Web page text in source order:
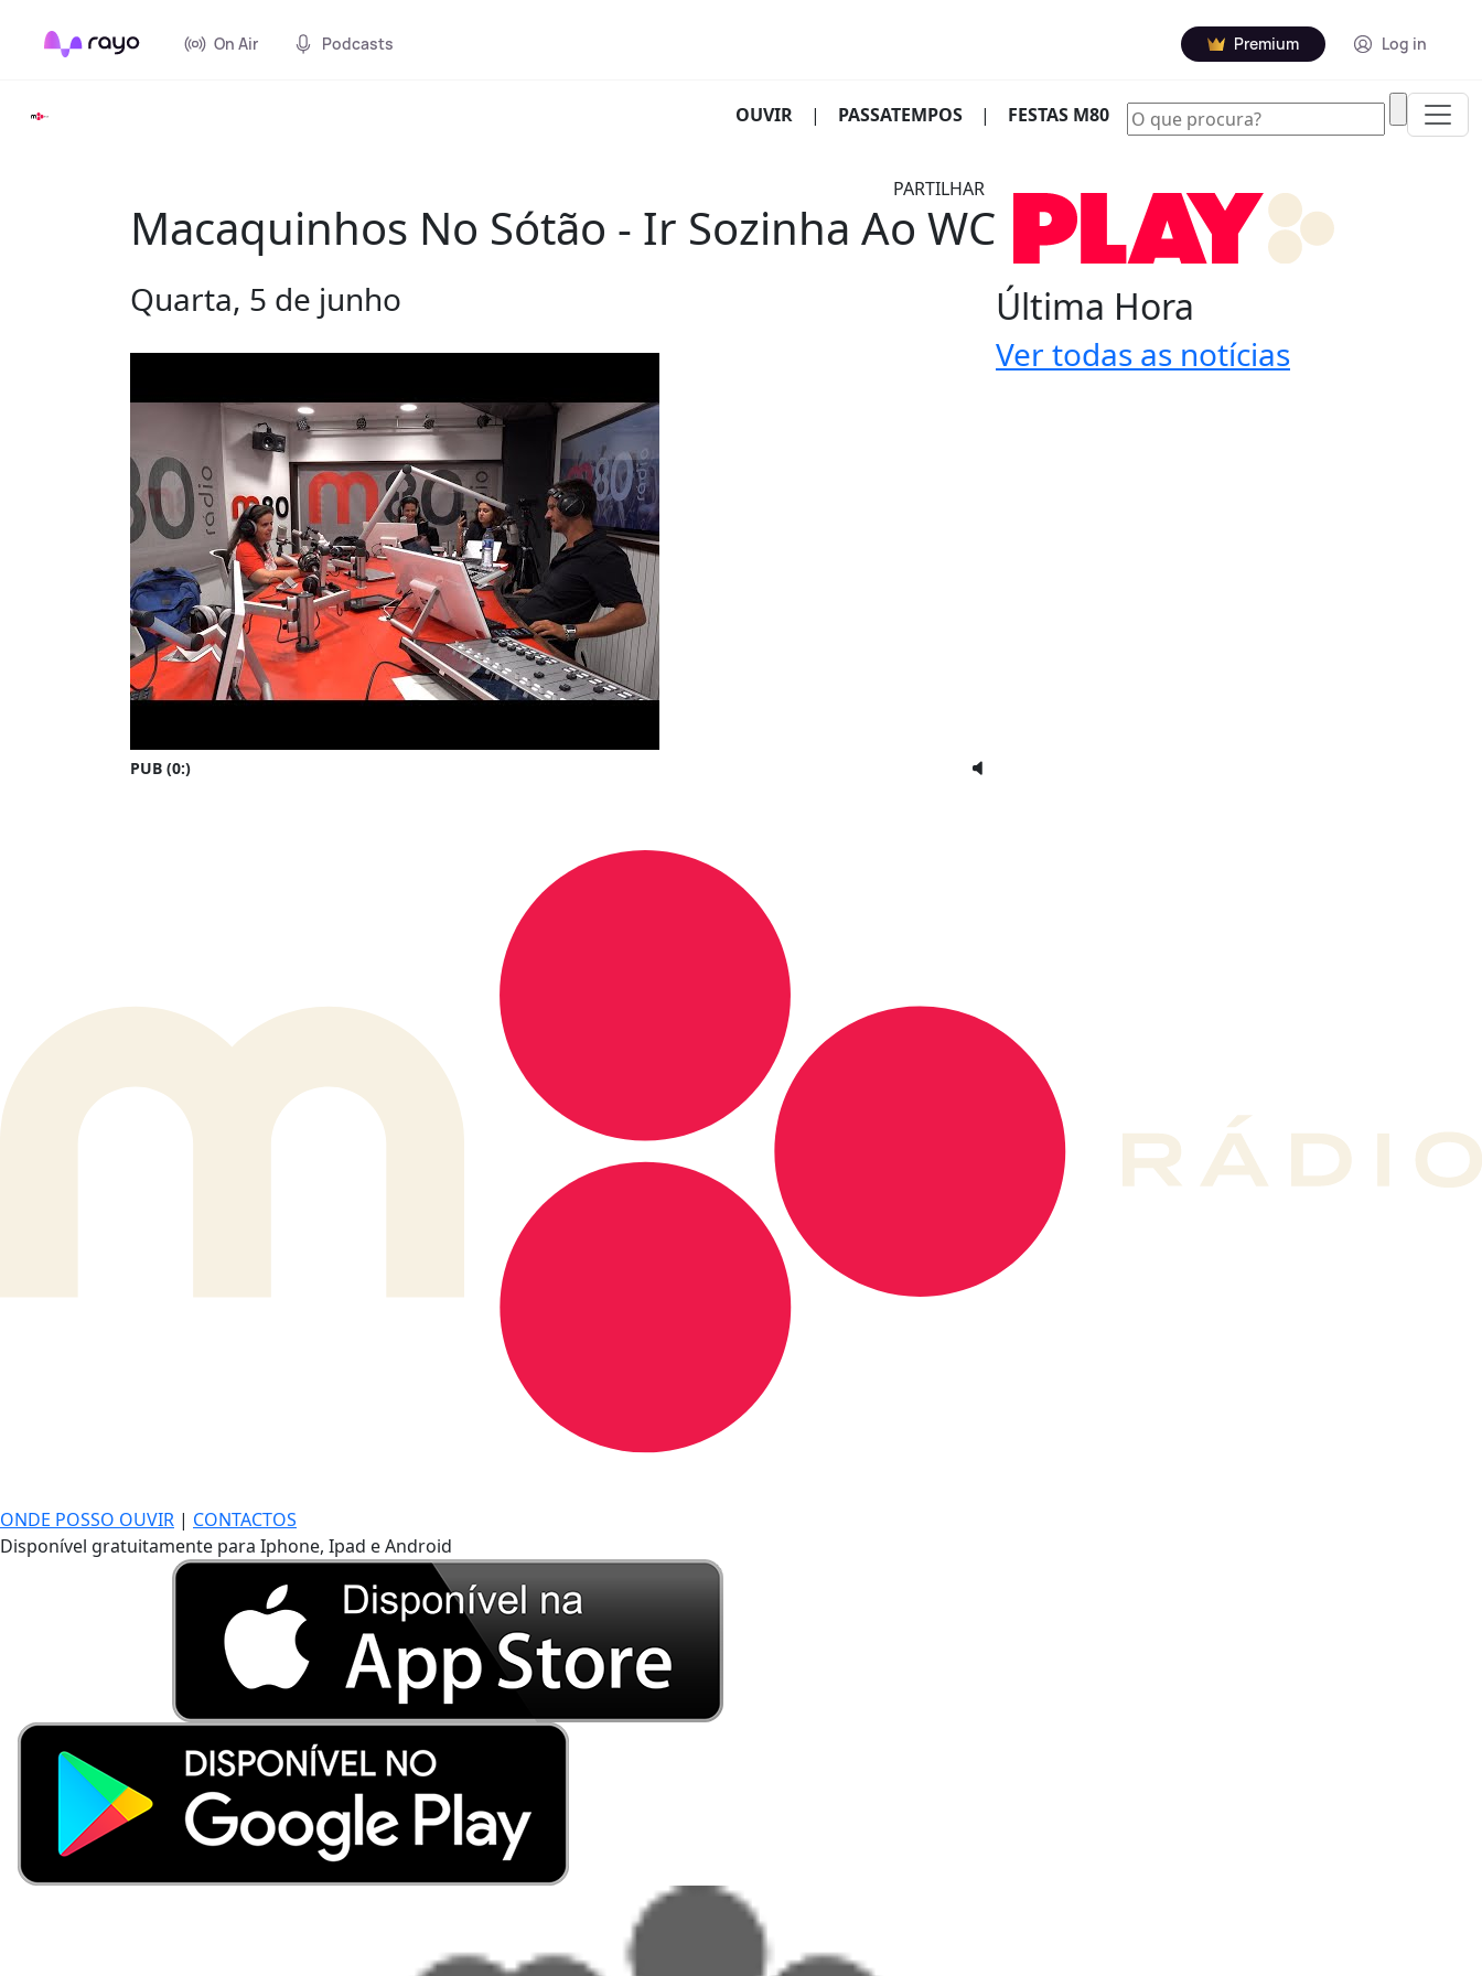
On Air Podcasts Premium Log in
OUVIR (CURRENT)
| PASSATEMPOS | FESTAS M80
PARTILHAR
Macaquinhos No Sótão - Ir Sozinha Ao WC
Quarta, 5 de junho
PUB (0:)
Última Hora
Ver todas as notícias
ONDE POSSO OUVIR | CONTACTOS
Disponível gratuitamente para Iphone, Ipad e Android